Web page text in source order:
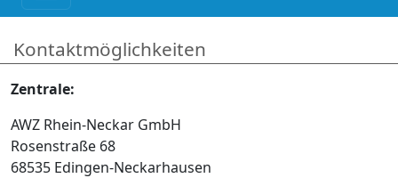
Kontaktmöglichkeiten
Zentrale:
AWZ Rhein-Neckar GmbH
Rosenstraße 68
68535 Edingen-Neckarhausen